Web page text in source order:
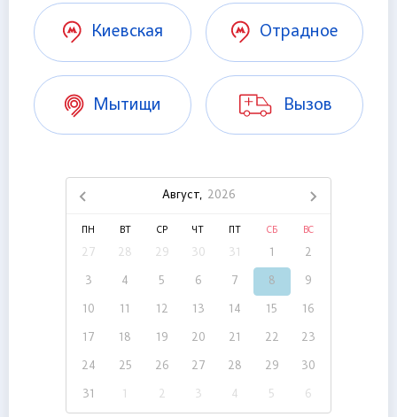
Киевская Отрадное
Мытищи Вызов
Август, 2026
ПН ВТ СР ЧТ СБ ВС
27 28 29 30 31 1 2
3 4 5 6 7 8 9
10 11 12 13 14 15 16
17 18 19 20 21 22 23
24 25 26 27 28 29 30
31 1 2 3 4 5 6